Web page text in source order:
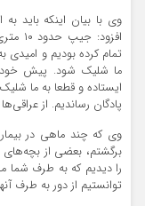
وی با بیان اینکه باید
تمام کرده بودیم و امیدی
ما شلیک شود. پیش خود
ایستاده و قطعا به ما
پادگان رساندیم. از
وی که چند ماهی در
برگشتم، بعضی از بچه‌های
را دیدیم که به طرف شما
توانستیم از دور به طرف